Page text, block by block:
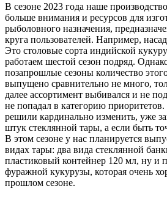
В сезоне 2023 года наше
больше внимания и ресурсов для
рыболовного назначения,
круга пользователей. Например,
Это столовые сорта индийской
работаем шестой сезон подряд.
позапрошлые сезоны количество
выпущено сравнительно не много,
далее ассортимент выбивался и не
не попадал в категорию
решили кардинально изменить, уже
штук стеклянной тары, а если быть
В этом сезоне у нас планируется
видах тары: два вида стеклянной
пластиковый контейнер 120 мл, ну и
фуражной кукурузы, которая очень
прошлом сезоне.